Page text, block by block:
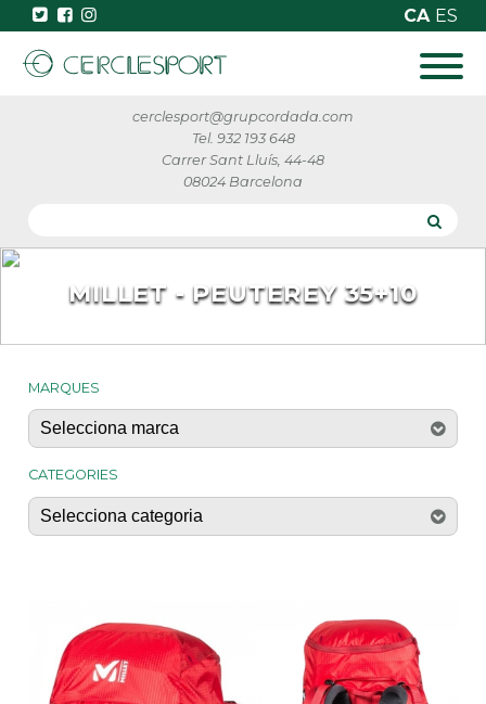
CA ES
cerclesport@grupcordada.com
Tel. 932 193 648
Carrer Sant Lluís, 44-48
08024 Barcelona
MILLET - PEUTEREY 35+10
MARQUES
CATEGORIES